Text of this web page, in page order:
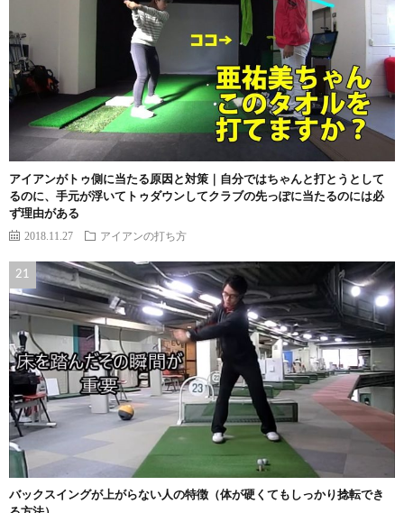
アイアンがトゥ側に当たる原因と対策｜自分ではちゃんと打とうとして
るのに、手元が浮いてトゥダウンしてクラブの先っぽに当たるのには必
ず理由がある
2018.11.27 アイアンの打ち方
バックスイングが上がらない人の特徴（体が硬くてもしっかり捻転でき